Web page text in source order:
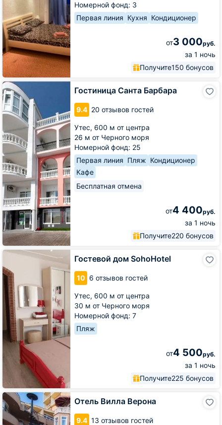
Номерной фонд: 3
Первая линия Кухня Кондиционер
от3 000руб.
за 1 ночь
Получите150 бонусов
Гостиница Санта Барбара
9.4 20 отзывов гостей
Утес, 600 м от центра
26 м от Черного моря
Номерной фонд: 25
Первая линия Пляж Кондиционер
Кафе
Бесплатная отмена
от4 400руб.
за 1 ночь
Получите220 бонусов
Гостиница
Санта
Барбара
Гостевой дом SohoHotel
10 6 отзывов гостей
Утес, 600 м от центра
30 м от Черного моря
Номерной фонд: 7
Пляж
от4 500руб.
за 1 ночь
Получите225 бонусов
Гостевой
SohoHotel
Отель Вилла Верона
9.4 13 отзывов гостей
Отель
Вилла
Верона